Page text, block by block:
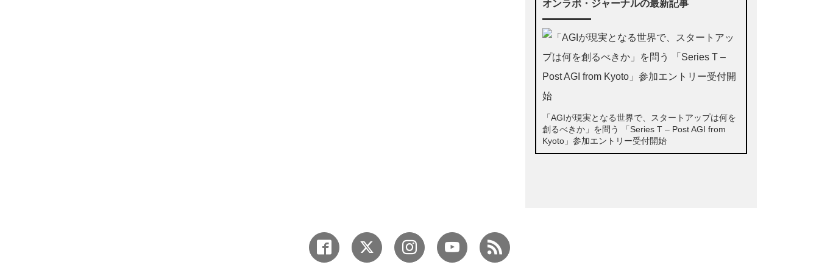
オンラボ・ジャーナルの最新記事
「AGIが現実となる世界で、スタートアップは何を
創るべきか」を問う 「Series T – Post AGI from
Kyoto」参加エントリー受付開始